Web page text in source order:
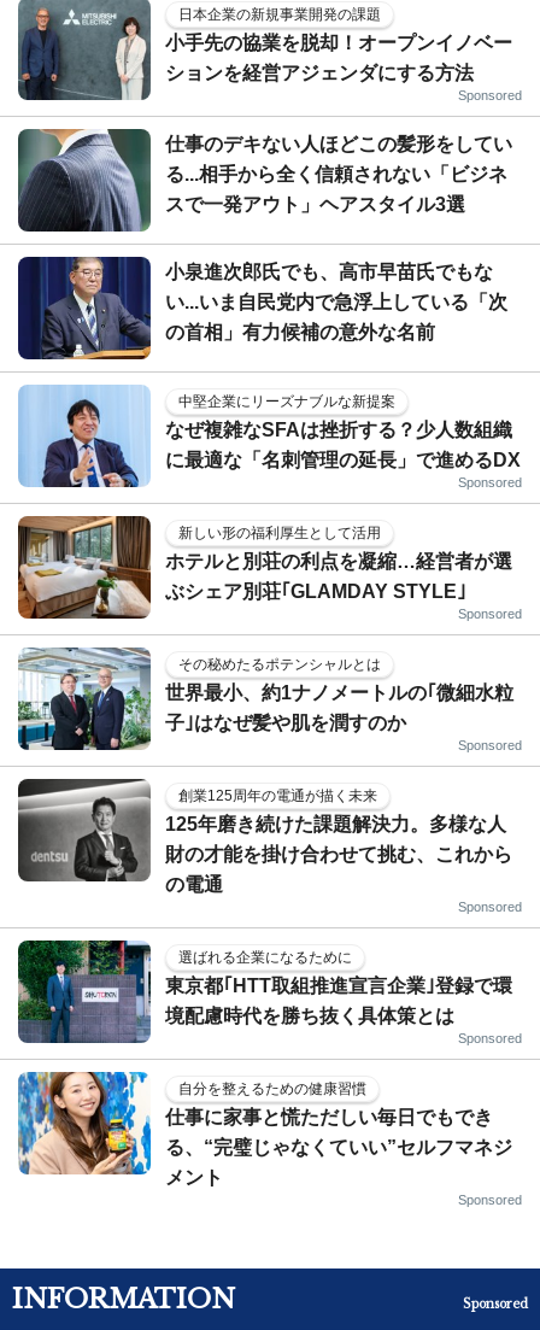
日本企業の新規事業開発の課題
小手先の協業を脱却！オープンイノベー
ションを経営アジェンダにする方法
Sponsored
仕事のデキない人ほどこの髪形をしてい
る...相手から全く信頼されない「ビジネ
スで一発アウト」ヘアスタイル3選
小泉進次郎氏でも、高市早苗氏でもな
い...いま自民党内で急浮上している「次
の首相」有力候補の意外な名前
中堅企業にリーズナブルな新提案
なぜ複雑なSFAは挫折する？少人数組織
に最適な「名刺管理の延長」で進めるDX
Sponsored
新しい形の福利厚生として活用
ホテルと別荘の利点を凝縮…経営者が選
ぶシェア別荘｢GLAMDAY STYLE｣
Sponsored
その秘めたるポテンシャルとは
世界最小、約1ナノメートルの｢微細水粒
子｣はなぜ髪や肌を潤すのか
Sponsored
創業125周年の電通が描く未来
125年磨き続けた課題解決力。多様な人
財の才能を掛け合わせて挑む、これから
の電通
Sponsored
選ばれる企業になるために
東京都｢HTT取組推進宣言企業｣登録で環
境配慮時代を勝ち抜く具体策とは
Sponsored
自分を整えるための健康習慣
仕事に家事と慌ただしい毎日でもでき
る、“完璧じゃなくていい”セルフマネジ
メント
Sponsored
INFORMATION Sponsored